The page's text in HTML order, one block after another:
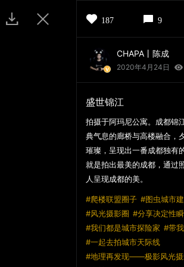
登录
187 9
CHAPA丨陈成
2020年4月24日
盛世锦江
拍摄于阿玛尼公寓。成都锦
典气息的廊桥与高楼融合，
璀璨，呈现出一番成都独有
就是拍出最美的成都，通过
人呈现成都的美。
爬楼联盟圈子 图虫城市
风光摄影圈
分享决定性
我们都是城市探险家
带
一起去拍城市天际线
地理再发现——极影风光